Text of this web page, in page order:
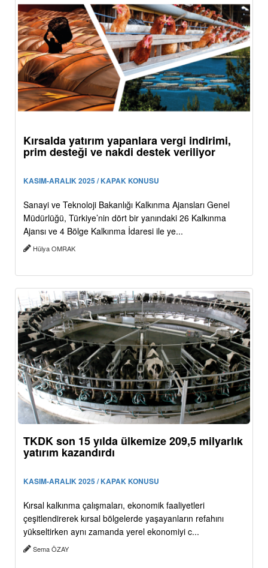
Kırsalda yatırım yapanlara vergi indirimi,
prim desteği ve nakdi destek veriliyor
KASIM-ARALIK 2025 / KAPAK KONUSU
Sanayi ve Teknoloji Bakanlığı Kalkınma Ajansları Genel
Müdürlüğü, Türkiye’nin dört bir yanındaki 26 Kalkınma
Ajansı ve 4 Bölge Kalkınma İdaresi ile ye...
Hülya OMRAK
TKDK son 15 yılda ülkemize 209,5 milyarlık
yatırım kazandırdı
KASIM-ARALIK 2025 / KAPAK KONUSU
Kırsal kalkınma çalışmaları, ekonomik faaliyetleri
çeşitlendirerek kırsal bölgelerde yaşayanların refahını
yükseltirken aynı zamanda yerel ekonomiyi c...
Sema ÖZAY